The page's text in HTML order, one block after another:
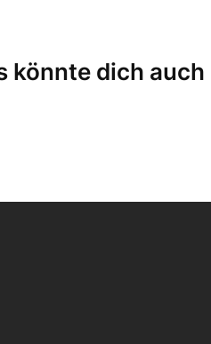
könnte dich